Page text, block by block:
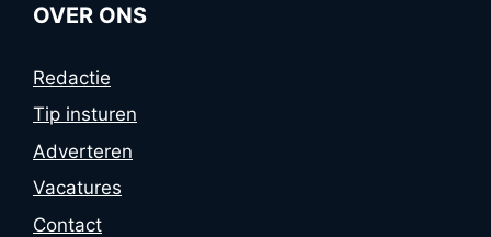
OVER ONS
Redactie
Tip insturen
Adverteren
Vacatures
Contact